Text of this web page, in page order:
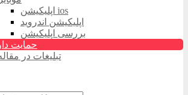
اپلیکیشن ios
اپلیکیشن اندروید
بررسی اپلیکیشن
حمایت
تبلیغات در